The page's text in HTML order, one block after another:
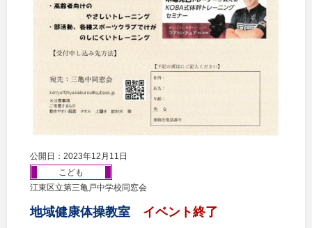
公開日：2023年12月11日
こども
江東区立第三亀戸中学校同窓会
地域健康体操教室 イベント終了